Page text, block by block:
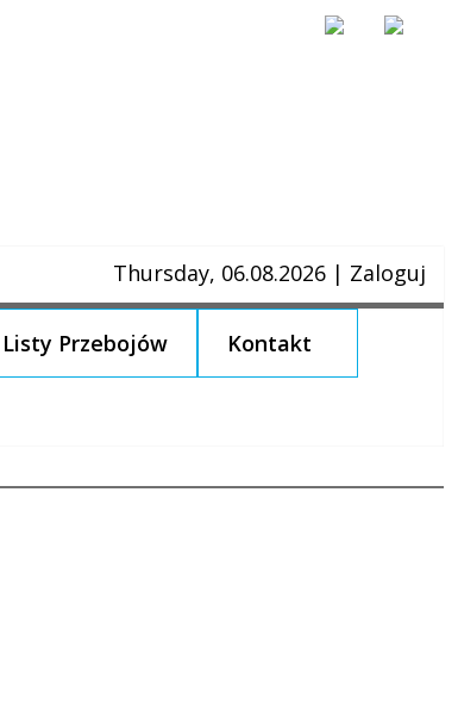
Thursday, 06.08.2026 | Zaloguj
Listy Przebojów Kontakt